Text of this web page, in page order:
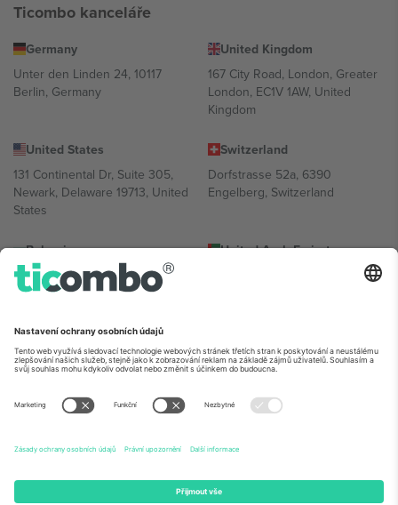
Ticombo kanceláře
Germany
Unter den Linden 24, 10117
Berlin, Germany
United Kingdom
167 City Road, London, Greater
London, EC1V 1AW, United
Kingdom
United States
131 Continental Dr, Suite 305,
Newark, Delaware 19713, United
States
Switzerland
Dorfstrasse 52a, 6390
Engelberg, Switzerland
Bulgaria
Regus Sofia City West, bul
Totleben 53-55, 1606 Sofia,
United Arab Emirates
UAE Dubai Silicon Oasis, DDP
Mexico
Av Chapultepec 360, Roma
Norte, Cuauhtémoc, 06700
Ciudad de México, CDMX,
lokalitě, události a/nebo doméně. Podrobnosti najdete na konkrétní
stránce události,
Právní informaceaPodmínky.